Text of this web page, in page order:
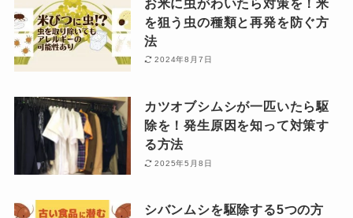
お米に虫がわいたら対策を！米
を狙う虫の種類と再発を防ぐ方
法
2024年8月7日
カツオブシムシが一匹いたら駆
除を！発生原因を知って対策す
る方法
2025年5月8日
シバンムシを駆除する5つの方